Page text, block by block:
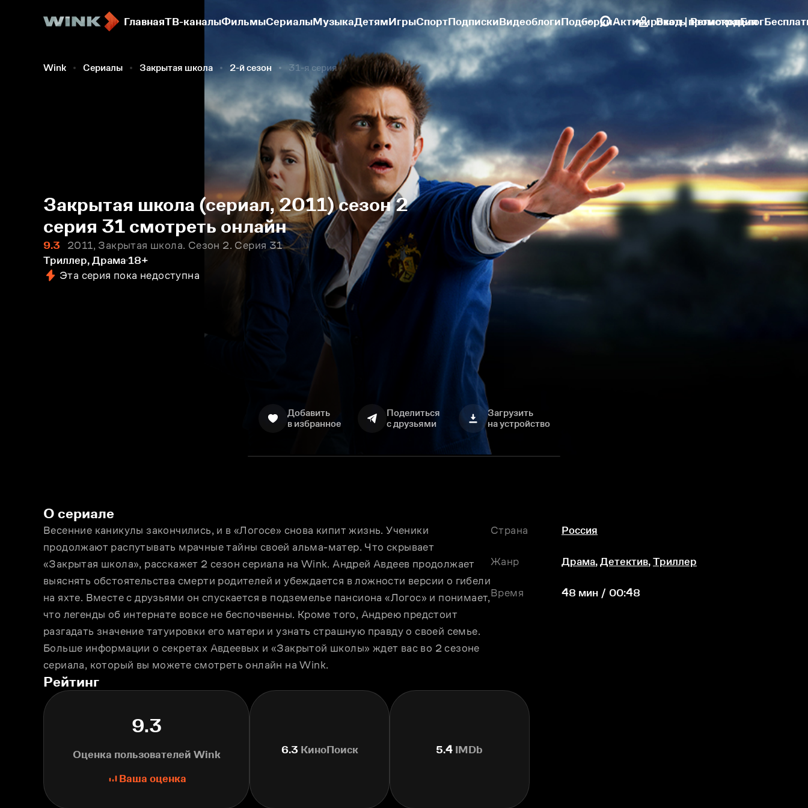
ГлавнаяТВ-каналыФильмыСериалыМузыкаДетямИгрыСпортПодпискиВидеоблогиПодборкиАктивировать промокодБлог
Вход | Регистрация
Wink Сериалы Закрытая школа 2-й сезон 31-я серия
Закрытая школа (сериал, 2011) сезон 2
серия 31 смотреть онлайн
9.3
2011, Закрытая школа. Сезон 2. Серия 31
Триллер, Драма 18+
Эта серия пока недоступна
Добавить
в избранное
Поделиться
с друзьями
Загрузить
на устройство
О сериале
Весенние каникулы закончились, и в «Логосе» снова кипит жизнь. Ученики
продолжают распутывать мрачные тайны своей альма-матер. Что скрывает
«Закрытая школа», расскажет 2 сезон сериала на Wink. Андрей Авдеев продолжает
выяснять обстоятельства смерти родителей и убеждается в ложности версии о гибели
на яхте. Вместе с друзьями он спускается в подземелье пансиона «Логос» и понимает,
что легенды об интернате вовсе не беспочвенны. Кроме того, Андрею предстоит
разгадать значение татуировки его матери и узнать страшную правду о своей семье.
Больше информации о секретах Авдеевых и «Закрытой школы» ждет вас во 2 сезоне
сериала, который вы можете смотреть онлайн на Wink.
Страна Россия
Жанр Драма, Детектив, Триллер
Время 48 мин / 00:48
Рейтинг
9.3
Оценка пользователей Wink
Ваша оценка
6.3 КиноПоиск 5.4 IMDb